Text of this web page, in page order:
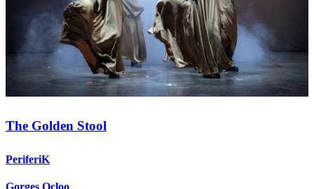
The Golden Stool
PeriferiK
Gorges Ocloo